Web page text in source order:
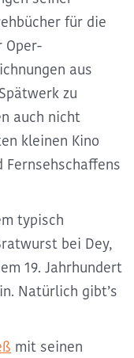
für die
Oper-
aus
zu
auch nicht
kleinen Kino
typisch
bei Dey,
19. Jahrhundert
Natürlich gibt’s
mit seinen